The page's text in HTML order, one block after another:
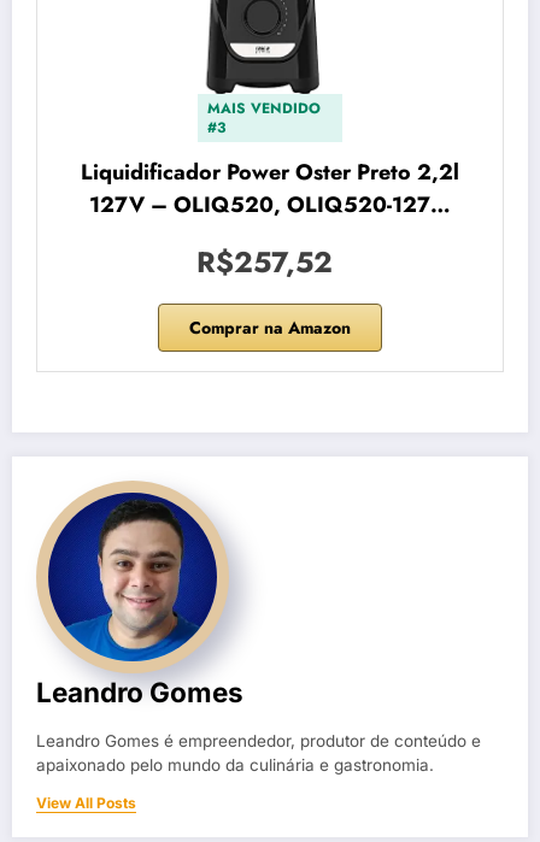
MAIS VENDIDO
#3
Liquidificador Power Oster Preto 2,2l
127V – OLIQ520, OLIQ520-127…
R$257,52
Comprar na Amazon
Leandro Gomes
Leandro Gomes é empreendedor, produtor de conteúdo e
apaixonado pelo mundo da culinária e gastronomia.
View All Posts